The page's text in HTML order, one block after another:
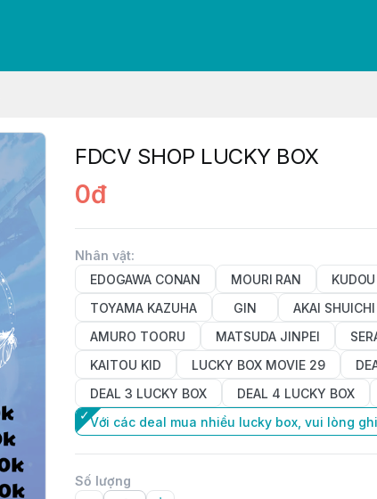
FDCV SHOP LUCKY BOX
0đ
Nhân vật:
EDOGAWA CONAN
MOURI RAN
TOYAMA KAZUHA
GIN AKAI SHUICHI
AMURO TOORU
MATSUDA JINPEI
KAITOU KID
LUCKY BOX MOVIE 29
DEAL 3 LUCKY BOX
DEAL 4 LUCKY BOX
Với các deal mua nhiều lucky box, vui lòng
Số lượng